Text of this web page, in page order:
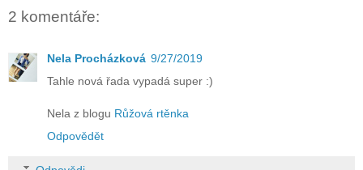
2 komentáře:
Nela Procházková 9/27/2019
Tahle nová řada vypadá super :)
Nela z blogu Růžová rtěnka
Odpovědět